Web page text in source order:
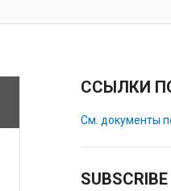
ССЫЛКИ
См. документы